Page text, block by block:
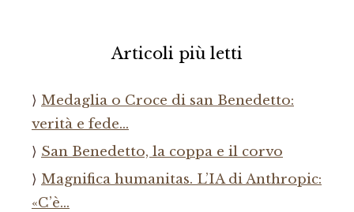
Articoli più letti
Medaglia o Croce di san Benedetto:
verità e fede…
San Benedetto, la coppa e il corvo
Magnifica humanitas. L’IA di Anthropic:
«C’è…